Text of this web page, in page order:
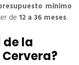
mínimo
de 12 a 36 meses.
de la